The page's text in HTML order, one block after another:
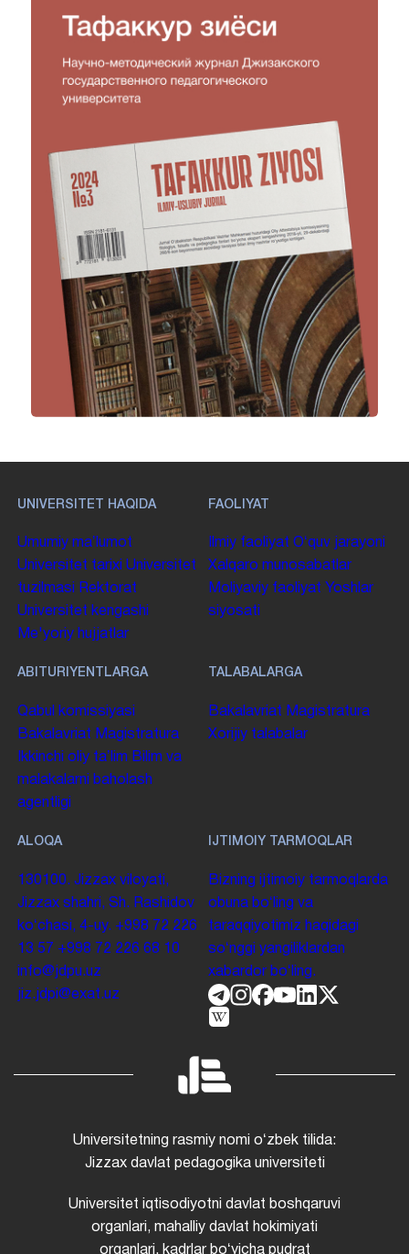
UNIVERSITET HAQIDA
Umumiy maʼlumot
Universitet tarixi Universitet
tuzilmasi
Rektorat
Universitet kengashi
Me'yoriy hujjatlar
FAOLIYAT
Ilmiy faoliyat Oʻquv jarayoni
Xalqaro munosabatlar
Moliyaviy faoliyat Yoshlar
siyosati
ABITURIYENTLARGA
Qabul komissiyasi
Bakalavriat Magistratura
Ikkinchi oliy taʼlim Bilim va
malakalarni baholash
agentligi
TALABALARGA
Bakalavriat Magistratura
Xorijiy talabalar
ALOQA
130100. Jizzax viloyati,
Jizzax shahri, Sh. Rashidov
koʻchasi, 4-uy. +998 72 226
13 57 +998 72 226 68 10
info@jdpu.uz
jiz.jdpi@exat.uz
IJTIMOIY TARMOQLAR
Bizning ijtimoiy tarmoqlarda
obuna boʻling va
taraqqiyotimiz haqidagi
soʻnggi yangiliklardan
xabardor boʻling.
Universitetning rasmiy nomi oʻzbek tilida:
Jizzax davlat pedagogika universiteti
Universitet iqtisodiyotni davlat boshqaruvi
organlari, mahalliy davlat hokimiyati
organlari, kadrlar boʻyicha pudrat